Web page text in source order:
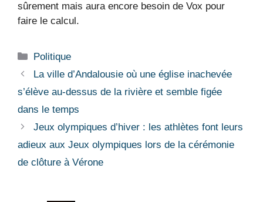
sûrement mais aura encore besoin de Vox pour
faire le calcul.
Catégories
Politique
La ville d’Andalousie où une église inachevée
s’élève au-dessus de la rivière et semble figée
dans le temps
Jeux olympiques d’hiver : les athlètes font leurs
adieux aux Jeux olympiques lors de la cérémonie
de clôture à Vérone